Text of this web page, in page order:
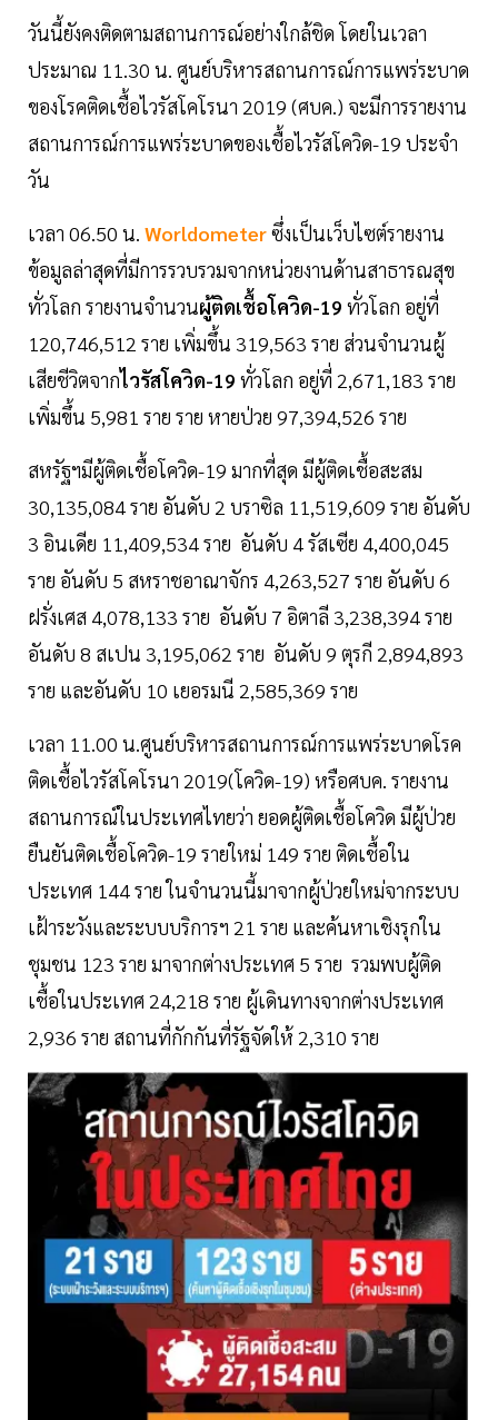
วันนี้ยังคงติดตามสถานการณ์อย่างใกล้ชิด โดยในเวลา
ประมาณ 11.30 น. ศูนย์บริหารสถานการณ์การแพร่ระบาด
ของโรคติดเชื้อไวรัสโคโรนา 2019 (ศบค.) จะมีการรายงาน
สถานการณ์การแพร่ระบาดของเชื้อไวรัสโควิด-19 ประจำ
วัน
เวลา 06.50 น. Worldometerซึ่งเป็นเว็บไซต์รายงาน
ข้อมูลล่าสุดที่มีการรวบรวมจากหน่วยงานด้านสาธารณสุข
ทั่วโลก รายงานจำนวนผู้ติดเชื้อโควิด-19 ทั่วโลก อยู่ที่
120,746,512 ราย เพิ่มขึ้น 319,563 ราย ส่วนจำนวนผู้
เสียชีวิตจากไวรัสโควิด-19 ทั่วโลก อยู่ที่ 2,671,183 ราย
เพิ่มขึ้น 5,981 ราย ราย หายป่วย 97,394,526 ราย
สหรัฐฯมีผู้ติดเชื้อโควิด-19 มากที่สุด มีผู้ติดเชื้อสะสม
30,135,084 ราย อันดับ 2 บราซิล 11,519,609 ราย อันดับ
3 อินเดีย 11,409,534 ราย อันดับ 4 รัสเซีย 4,400,045
ราย อันดับ 5 สหราชอาณาจักร 4,263,527 ราย อันดับ 6
ฝรั่งเศส 4,078,133 ราย อันดับ 7 อิตาลี 3,238,394 ราย
อันดับ 8 สเปน 3,195,062 ราย อันดับ 9 ตุรกี 2,894,893
ราย และอันดับ 10 เยอรมนี 2,585,369 ราย
เวลา 11.00 น.ศูนย์บริหารสถานการณ์การแพร่ระบาดโรค
ติดเชื้อไวรัสโคโรนา 2019(โควิด-19) หรือศบค. รายงาน
สถานการณ์ในประเทศไทยว่า ยอดผู้ติดเชื้อโควิด มีผู้ป่วย
ยืนยันติดเชื้อโควิด-19 รายใหม่ 149 ราย ติดเชื้อใน
ประเทศ 144 ราย ในจำนวนนี้มาจากผู้ป่วยใหม่จากระบบ
เฝ้าระวังและระบบบริการฯ 21 ราย และค้นหาเชิงรุกใน
ชุมชน 123 ราย มาจากต่างประเทศ 5 ราย รวมพบผู้ติด
เชื้อในประเทศ 24,218 ราย ผู้เดินทางจากต่างประเทศ
2,936 ราย สถานที่กักกันที่รัฐจัดให้ 2,310 ราย